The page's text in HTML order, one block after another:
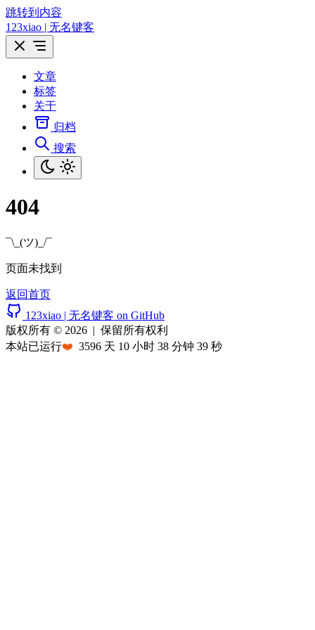
跳转到内容
123xiao | 无名键客
文章
标签
关于
归档
搜索
404
¯\_(ツ)_/¯
页面未找到
返回首页
123xiao | 无名键客 on GitHub
版权所有 © 2026 | 保留所有权利
本站已运行❤️ 3596 天 10 小时 38 分钟 39 秒